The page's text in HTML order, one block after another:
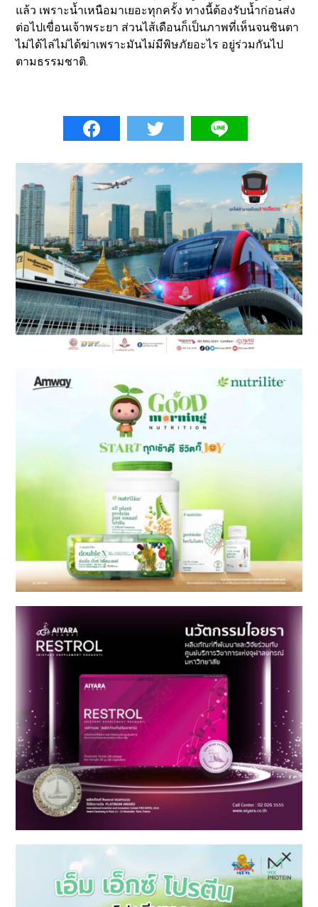
แล้ว เพราะน้ำเหนือมาเยอะทุกครั้ง ทางนี้ต้องรับน้ำก่อนส่ง
ต่อไปเขื่อนเจ้าพระยา ส่วนไส้เดือนก็เป็นภาพที่เห็นจนชินตา
ไม่ได้ไล่ไม่ได้ฆ่าเพราะมันไม่มีพิษภัยอะไร อยู่ร่วมกันไป
ตามธรรมชาติ.